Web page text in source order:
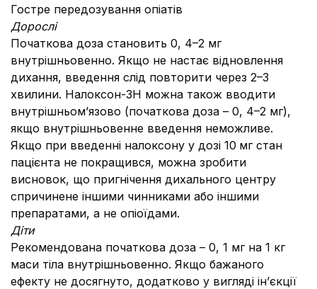
Гостре передозування опіатів
Дорослі
Початкова доза становить 0, 4–2 мг
внутрішньовенно. Якщо не настає відновлення
дихання, введення слід повторити через 2–3
хвилини. Налоксон-ЗН можна також вводити
внутрішньом’язово (початкова доза – 0, 4–2 мг),
якщо внутрішньовенне введення неможливе.
Якщо при введенні налоксону у дозі 10 мг стан
пацієнта не покращився, можна зробити
висновок, що пригнічення дихального центру
спричинене іншими чинниками або іншими
препаратами, а не опіоїдами.
Діти
Рекомендована початкова доза – 0, 1 мг на 1 кг
маси тіла внутрішньовенно. Якщо бажаного
ефекту не досягнуто, додатково у вигляді ін’єкції